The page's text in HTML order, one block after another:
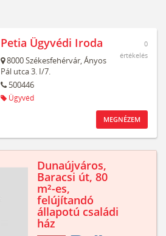
Petia Ügyvédi Iroda
8000Székesfehérvár,Ányos
Pál utca 3. I/7.
500446
Ügyvéd
0
értékelés
MEGNÉZEM
Dunaújváros,
Baracsi út, 80
m²-es,
felújítandó
állapotú családi
ház